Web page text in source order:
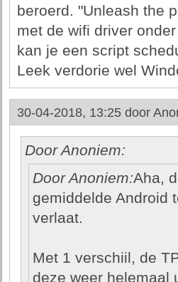
beroerd. "Unleash the
met de wifi driver
kan je een script
Leek verdorie wel
30-04-2018, 13:25 door
Door Anoniem:
Door Anoniem:Aha,
gemiddelde Android
verlaat.
Met 1 verschiil, de
deze weer helemaal